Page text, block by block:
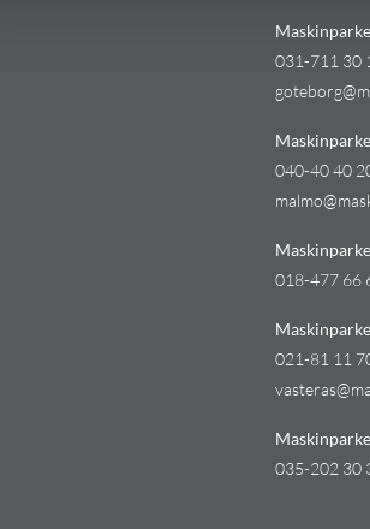
031-711 30
040-40 40
018-477 66
021-81 11
035-202 30